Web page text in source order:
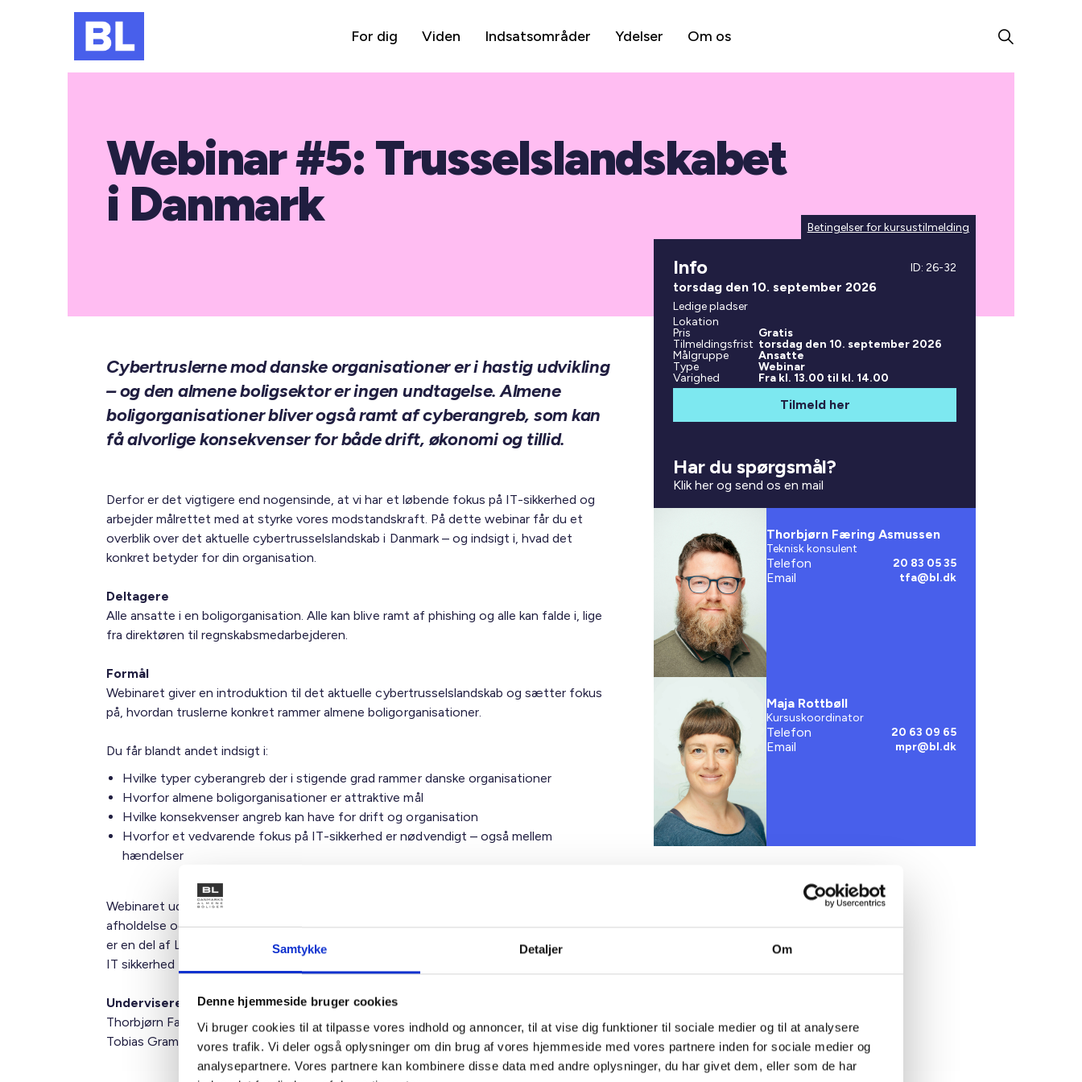
Samtykke Detaljer Om
Denne hjemmeside bruger cookies
Vi bruger cookies til at tilpasse vores indhold og annoncer, til at vise dig funktioner til sociale medier og til at analysere
vores trafik. Vi deler også oplysninger om din brug af vores hjemmeside med vores partnere inden for sociale medier og
analysepartnere. Vores partnere kan kombinere disse data med andre oplysninger, du har givet dem, eller som de har
For dig Viden Indsatsområder Ydelser Om os
Webinar #5: Trusselslandskabet
i Danmark
Cybertruslerne mod danske organisationer er i hastig udvikling
– og den almene boligsektor er ingen undtagelse. Almene
boligorganisationer bliver også ramt af cyberangreb, som kan
få alvorlige konsekvenser for både drift, økonomi og tillid.
Derfor er det vigtigere end nogensinde, at vi har et løbende fokus på IT-sikkerhed og
arbejder målrettet med at styrke vores modstandskraft. På dette webinar får du et
overblik over det aktuelle cybertrusselslandskab i Danmark – og indsigt i, hvad det
konkret betyder for din organisation.
Deltagere
Alle ansatte i en boligorganisation. Alle kan blive ramt af phishing og alle kan falde i, lige
fra direktøren til regnskabsmedarbejderen.
Formål
Webinaret giver en introduktion til det aktuelle cybertrusselslandskab og sætter fokus
på, hvordan truslerne konkret rammer almene boligorganisationer.
Du får blandt andet indsigt i:
Hvilke typer cyberangreb der i stigende grad rammer danske organisationer
Hvorfor almene boligorganisationer er attraktive mål
Hvilke konsekvenser angreb kan have for drift og organisation
Hvorfor et vedvarende fokus på IT-sikkerhed er nødvendigt – også mellem
hændelser
Webinaret udbydes i samarbejde med LBF, BL og The Tech Collective. BL, står for
afholdelse og tilmelding og The Tech Collective står for det faglige indhold. Webinaret
er en del af Landsbyggefondens tiltag om IT sikkerhed, som du kan læse mere om her:
IT sikkerhed
Undervisere
Thorbjørn Færing Asmussen, teknisk konsulent i BL – Danmarks Almene Boliger
Tobias Gram Poulsgaard, The Tech Collective
Betingelser for kursustilmelding
Info ID: 26-32
torsdag den 10. september 2026
Ledige pladser
Lokation
Pris
Gratis
Tilmeldingsfrist torsdag den 10. september 2026
Målgruppe
Ansatte
Type
Webinar
Varighed
Fra kl. 13.00 til kl. 14.00
Tilmeld her
Har du spørgsmål?
Klik her og send os en mail
Thorbjørn Færing Asmussen
Teknisk konsulent
Telefon 20 83 05 35
Email tfa@bl.dk
Maja Rottbøll
Kursuskoordinator
Telefon 20 63 09 65
Email mpr@bl.dk